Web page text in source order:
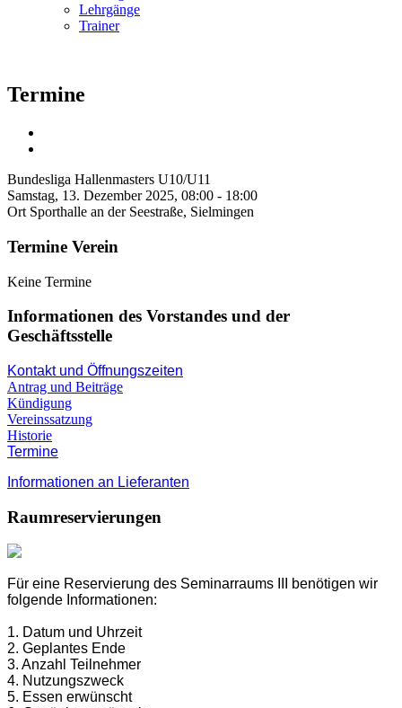
Lehrgänge
Trainer
Termine
Bundesliga Hallenmasters U10/U11
Samstag, 13. Dezember 2025, 08:00 - 18:00
Ort Sporthalle an der Seestraße, Sielmingen
Termine Verein
Keine Termine
Informationen des Vorstandes und der
Geschäftsstelle
Kontakt und Öffnungszeiten
Antrag und Beiträge
Kündigung
Vereinssatzung
Historie
Termine
Informationen an Lieferanten
Raumreservierungen
Für eine Reservierung des Seminarraums III benötigen wir
folgende Informationen:
1. Datum und Uhrzeit
2. Geplantes Ende
3. Anzahl Teilnehmer
4. Nutzungszweck
5. Essen erwünscht